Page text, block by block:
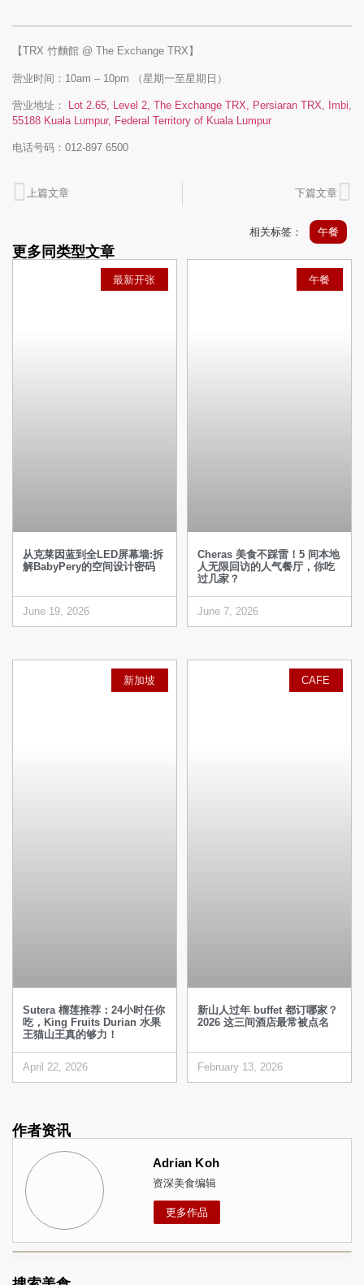
【TRX 竹麵館 @ The Exchange TRX】
营业时间：10am – 10pm （星期一至星期日）
营业地址：
Lot 2.65, Level 2, The Exchange TRX, Persiaran TRX, Imbi,
55188 Kuala Lumpur, Federal Territory of Kuala Lumpur
电话号码：012-897 6500
上篇文章 下篇文章
最新开张
从克莱因蓝到全LED屏幕墙:拆
解BabyPery的空间设计密码
June 19, 2026
午餐
Cheras 美食不踩雷！5 间本地
人无限回访的人气餐厅，你吃
过几家？
June 7, 2026
新加坡
Sutera 榴莲推荐：24小时任你
吃，King Fruits Durian 水果
王猫山王真的够力！
April 22, 2026
CAFE
新山人过年 buffet 都订哪家？
2026 这三间酒店最常被点名
February 13, 2026
相关标签： 午餐
更多同类型文章
作者资讯
Adrian Koh
资深美食编辑
更多作品